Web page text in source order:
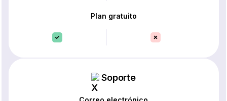
Plan gratuito
Soporte